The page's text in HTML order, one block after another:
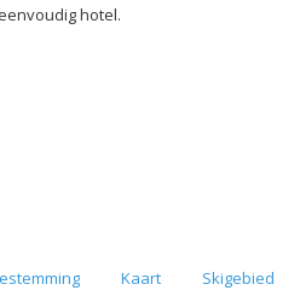
hotel.
Kaart Skigebied